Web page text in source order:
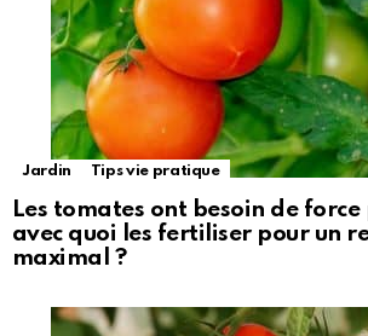
Jardin Tips vie pratique
Les tomates ont besoin de
avec quoi les fertiliser pour un
maximal ?